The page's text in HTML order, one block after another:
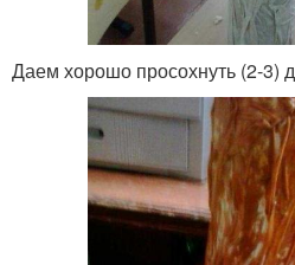
Даем хорошо просохнуть (2-3)